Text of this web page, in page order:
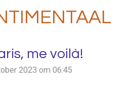
me voilà!
2023 om 06:45